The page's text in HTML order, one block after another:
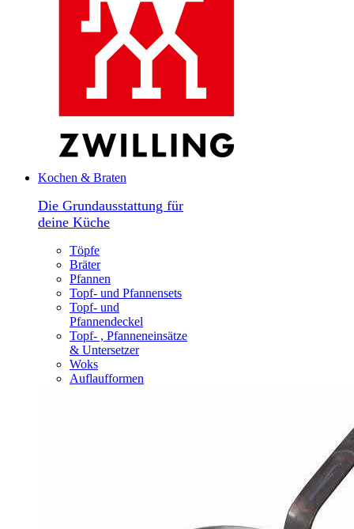
Kochen & Braten
Die Grundausstattung für
deine Küche
Töpfe
Bräter
Pfannen
Topf- und Pfannensets
Topf- und
Pfannendeckel
Topf- , Pfanneneinsätze
& Untersetzer
Woks
Auflaufformen